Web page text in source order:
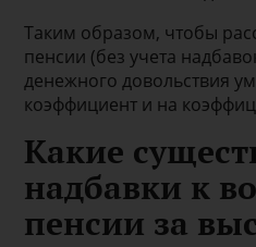
Таким образом, чтобы
пенсии (без учета
денежного довольствия
коэффициент и на
Какие
надбавки к
пенсии за